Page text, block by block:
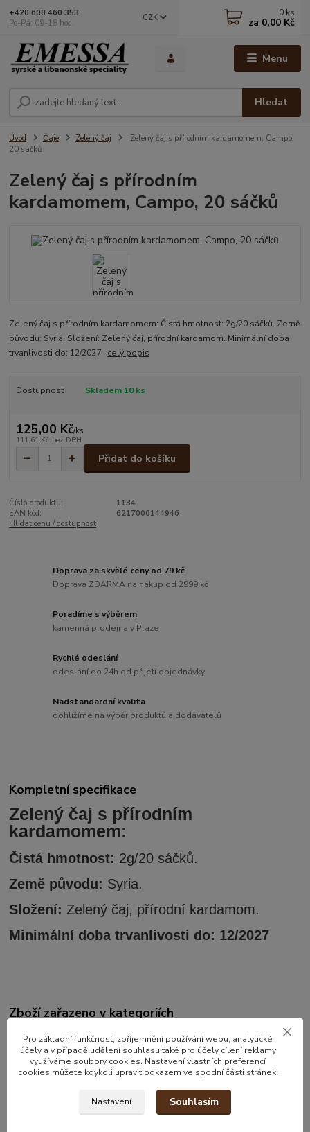
Menu
CZK
Hledat
+420 608 460 353
Po-Pá: 09-18 hod.
0 ks
za 0,00 Kč
Úvod Čaje Zelený čaj
Zelený čaj s přírodním kardamomem, Campo,
20 sáčků
Zelený čaj s přírodním
kardamomem, Campo, 20 sáčků
Zelený čaj s přírodním kardamomem: Čistá hmotnost: 2g/20 sáčků. Země
původu: Syria. Složení: Zelený čaj, přírodní kardamom. Minimální doba
trvanlivosti do: 12/2027 celý popis
Dostupnost Skladem 10 ks
125,00 Kč/ks
111,61 Kč bez DPH
Přidat do košíku
Číslo produktu:
1134
EAN kód:
6217000144946
Hlídat cenu / dostupnost
Doprava za skvělé ceny od 79 kč
Doprava ZDARMA na nákup od 2999 kč
Poradíme s výběrem
kamenná prodejna v Praze
Rychlé odeslání
odeslání do 24h od přijetí objednávky
Nadstandardní kvalita
dohlížíme na výběr produktů a dodavatelů
Kompletní specifikace
Zelený čaj s přírodním
kardamomem:
Čistá hmotnost: 2g/20 sáčků.
Země původu: Syria.
Složení: Zelený čaj, přírodní kardamom.
Minimální doba trvanlivosti do: 12/2027
Zboží zařazeno v kategoriích
Čaje
Zelený čaj
Pro základní funkčnost, zpříjemnění používání webu, analytické
účely a v případě udělení souhlasu také pro účely cílení reklamy
využíváme soubory cookies. Nastavení vlastních preferencí
cookies můžete kdykoli upravit odkazem ve spodní části stránek.
Nastavení Souhlasím